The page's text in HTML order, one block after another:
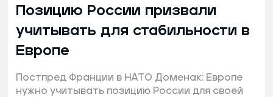
Позицию России призвали
учитывать для стабильности в
Европе
Постпред Франции в НАТО Доменак: Европе
нужно учитывать позицию России для своей